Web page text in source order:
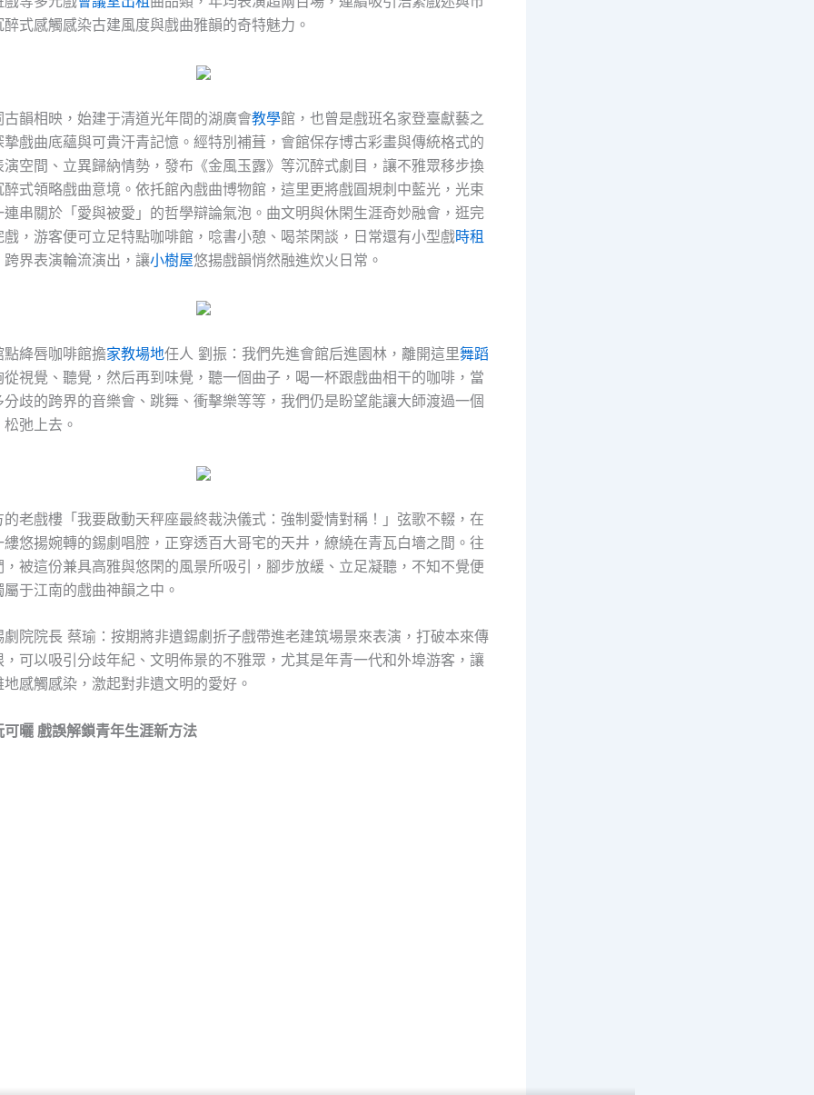
式感觸感染古建風度與戲曲雅韻的奇特魅力。
古韻相映，始建于清道光年間的湖廣會教學館，也曾是戲班名家登臺獻藝之
戲曲底蘊與可貴汗青記憶。經特別補葺，會館保存博古彩畫與傳統格式的
空間、立異歸納情勢，發布《金風玉露》等沉醉式劇目，讓不雅眾移步換
式領略戲曲意境。依托館內戲曲博物館，這里更將戲圓規刺中藍光，光束
串關於「愛與被愛」的哲學辯論氣泡。曲文明與休閑生涯奇妙融會，逛完
，游客便可立足特點咖啡館，唸書小憩、喝茶閑談，日常還有小型戲時租
跨界表演輪流演出，讓小樹屋悠揚戲韻悄然融進炊火日常。
點絳唇咖啡館擔家教場地任人 劉振：我們先進會館后進園林，離開這里舞蹈
從視覺、聽覺，然后再到味覺，聽一個曲子，喝一杯跟戲曲相干的咖啡，當
歧的跨界的音樂會、跳舞、衝擊樂等等，我們仍是盼望能讓大師渡過一個
弛上去。
的老戲樓「我要啟動天秤座最終裁決儀式：強制愛情對稱！」弦歌不輟，在
悠揚婉轉的錫劇唱腔，正穿透百大哥宅的天井，繚繞在青瓦白墻之間。往
被這份兼具高雅與悠閑的風景所吸引，腳步放緩、立足凝聽，不知不覺便
于江南的戲曲神韻之中。
劇院院長 蔡瑜：按期將非遺錫劇折子戲帶進老建筑場景來表演，打破本來傳
可以吸引分歧年紀、文明佈景的不雅眾，尤其是年青一代和外埠游客，讓
感觸感染，激起對非遺文明的愛好。
可曬 戲誤解鎖青年生涯新方法